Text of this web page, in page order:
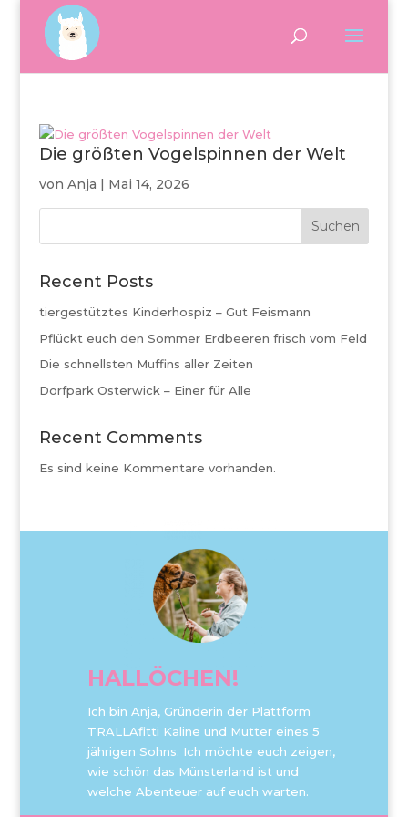
Die größten Vogelspinnen der Welt
von Anja | Mai 14, 2026
Suchen
Recent Posts
tiergestütztes Kinderhospiz – Gut Feismann
Pflückt euch den Sommer Erdbeeren frisch vom Feld
Die schnellsten Muffins aller Zeiten
Dorfpark Osterwick – Einer für Alle
Recent Comments
Es sind keine Kommentare vorhanden.
HALLÖCHEN!
Ich bin Anja, Gründerin der Plattform
TRALLAfitti Kaline und Mutter eines 5
jährigen Sohns. Ich möchte euch zeigen,
wie schön das Münsterland ist und
welche Abenteuer auf euch warten.